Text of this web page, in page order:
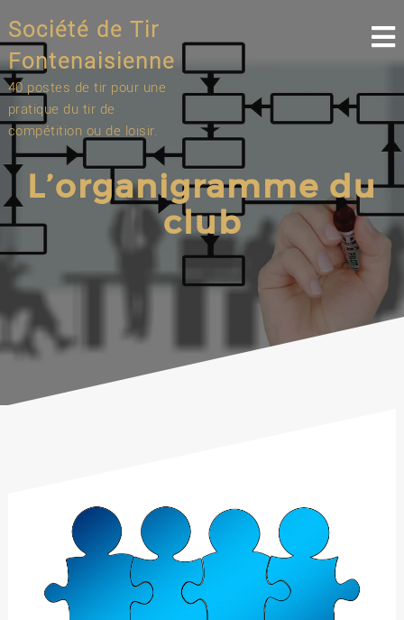
to
content
Société de Tir
Fontenaisienne
40 postes de tir pour une
pratique du tir de
compétition ou de loisir.
L’organigramme du
club